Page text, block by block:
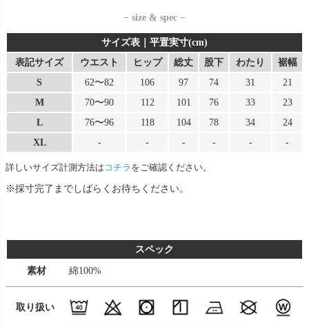
− size & spec −
サイズ表｜平置実寸(cm)
表記サイズ
ウエスト ヒップ 総丈 股下 わたり
裾幅
S
62〜82 106 97 74 31
21
M
70〜90 112 101 76 33
23
L
76〜96 118 104 78 34
24
XL
- - - - - -
詳しいサイズ計測方法は コチラ をご確認ください。
※採寸完了までしばらくお待ちください。
スペック
素材 綿100%
取り扱い